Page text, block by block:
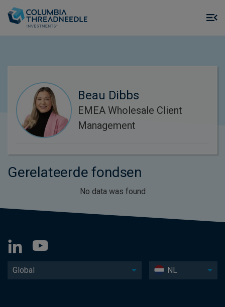
Beau Dibbs
EMEA Wholesale Client
Management
Gerelateerde fondsen
No data was found
Global NL